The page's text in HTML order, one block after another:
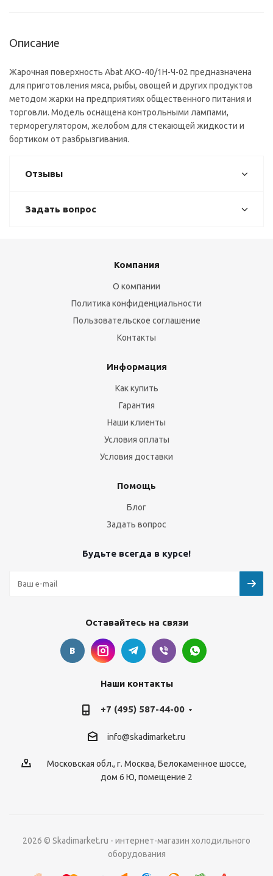
Описание
Жарочная поверхность Abat АКО-40/1Н-Ч-02 предназначена
для приготовления мяса, рыбы, овощей и других продуктов
методом жарки на предприятиях общественного питания и
торговли. Модель оснащена контрольными лампами,
терморегулятором, желобом для стекающей жидкости и
бортиком от разбрызгивания.
Отзывы
Задать вопрос
Компания
О компании
Политика конфиденциальности
Пользовательское соглашение
Контакты
Информация
Как купить
Гарантия
Наши клиенты
Условия оплаты
Условия доставки
Помощь
Блог
Задать вопрос
Будьте всегда в курсе!
Оставайтесь на связи
Наши контакты
+7 (495) 587-44-00
info@skadimarket.ru
Московская обл., г. Москва, Белокаменное шоссе,
дом 6 Ю, помещение 2
2026 © Skadimarket.ru - интернет-магазин холодильного
оборудования